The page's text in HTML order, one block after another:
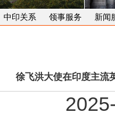
中印关系 领事服务 新闻
徐飞洪大使在印度主流